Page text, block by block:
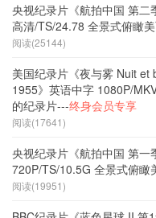
央视纪录片《航拍中国 第二
高清/TS/24.78 全景式俯瞰
阅读(25144)
美国纪录片《夜与雾 Nuit
1955》英语中字 1080P/
的纪录片---终身会员专享
阅读(17641)
央视纪录片《航拍中国 第一
720P/TS/10.5G 全景式俯瞰
阅读(19951)